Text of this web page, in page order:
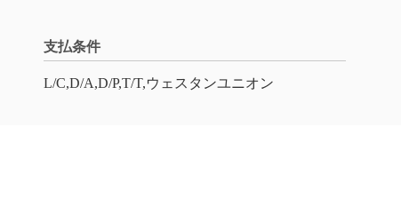
支払条件
L/C,D/A,D/P,T/T,ウェスタンユニオン